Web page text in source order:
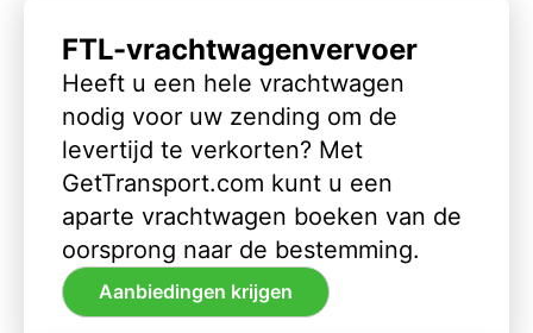
FTL-vrachtwagenvervoer
Heeft u een hele vrachtwagen
nodig voor uw zending om de
levertijd te verkorten? Met
GetTransport.com kunt u een
aparte vrachtwagen boeken van de
oorsprong naar de bestemming.
Aanbiedingen krijgen